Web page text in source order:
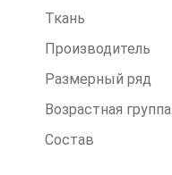
Ткань
Производитель
Размерный ряд
Возрастная группа
Состав